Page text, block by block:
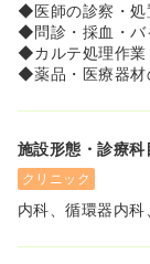
◆医師の診察・処
◆問診・採血・バ
◆カルテ処理作業
◆薬品・医療器材
施設形態・診療科
クリニック
内科、循環器内